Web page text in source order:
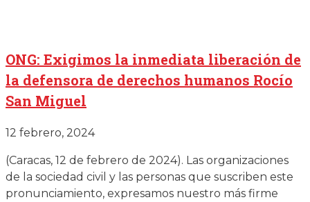
ONG: Exigimos la inmediata liberación de
la defensora de derechos humanos Rocío
San Miguel
12 febrero, 2024
(Caracas, 12 de febrero de 2024). Las organizaciones
de la sociedad civil y las personas que suscriben este
pronunciamiento, expresamos nuestro más firme